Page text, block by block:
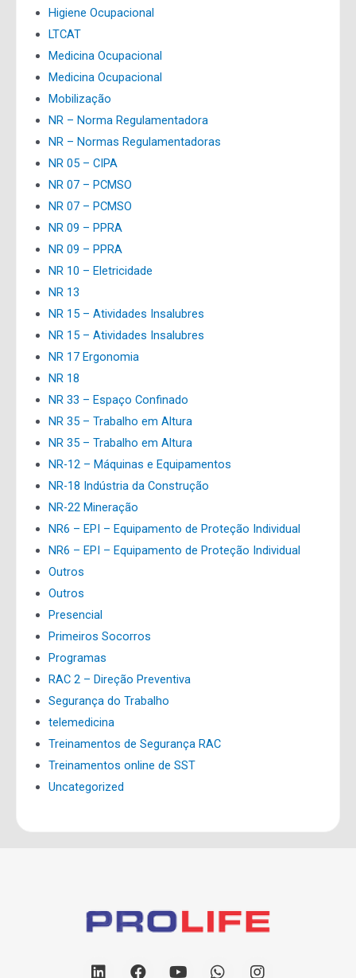
Higiene Ocupacional
LTCAT
Medicina Ocupacional
Medicina Ocupacional
Mobilização
NR – Norma Regulamentadora
NR – Normas Regulamentadoras
NR 05 – CIPA
NR 07 – PCMSO
NR 07 – PCMSO
NR 09 – PPRA
NR 09 – PPRA
NR 10 – Eletricidade
NR 13
NR 15 – Atividades Insalubres
NR 15 – Atividades Insalubres
NR 17 Ergonomia
NR 18
NR 33 – Espaço Confinado
NR 35 – Trabalho em Altura
NR 35 – Trabalho em Altura
NR-12 – Máquinas e Equipamentos
NR-18 Indústria da Construção
NR-22 Mineração
NR6 – EPI – Equipamento de Proteção Individual
NR6 – EPI – Equipamento de Proteção Individual
Outros
Outros
Presencial
Primeiros Socorros
Programas
RAC 2 – Direção Preventiva
Segurança do Trabalho
telemedicina
Treinamentos de Segurança RAC
Treinamentos online de SST
Uncategorized